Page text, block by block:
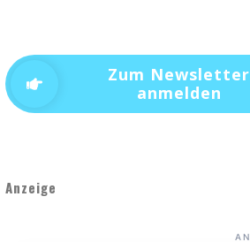
Zum Newsletter
anmelden
Anzeige